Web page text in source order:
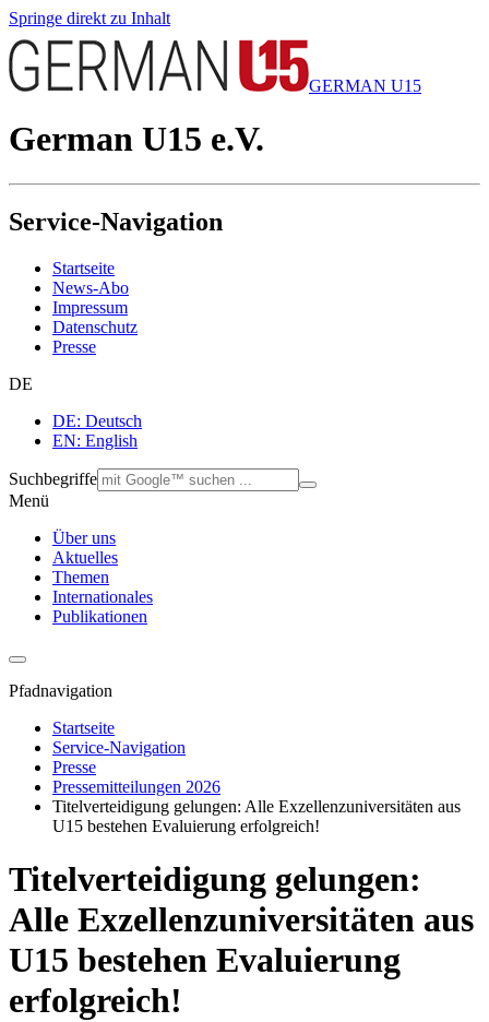
Springe direkt zu Inhalt
GERMAN U15
German U15 e.V.
Service-Navigation
Startseite
News-Abo
Impressum
Datenschutz
Presse
DE
DE: Deutsch
EN: English
Suchbegriffe
Menü
Über uns
Aktuelles
Themen
Internationales
Publikationen
Pfadnavigation
Startseite
Service-Navigation
Presse
Pressemitteilungen 2026
Titelverteidigung gelungen: Alle Exzellenzuniversitäten aus
U15 bestehen Evaluierung erfolgreich!
Titelverteidigung gelungen:
Alle Exzellenzuniversitäten aus
U15 bestehen Evaluierung
erfolgreich!